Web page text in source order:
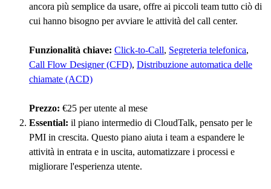
ancora più semplice da usare, offre ai piccoli team tutto ciò di
cui hanno bisogno per avviare le attività del call center.
Funzionalità chiave: Click-to-Call, Segreteria telefonica,
Call Flow Designer (CFD), Distribuzione automatica delle
chiamate (ACD)
Prezzo: €25 per utente al mese
Essential: il piano intermedio di CloudTalk, pensato per le
PMI in crescita. Questo piano aiuta i team a espandere le
attività in entrata e in uscita, automatizzare i processi e
migliorare l'esperienza utente.